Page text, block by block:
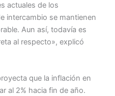
actuales de los
intercambio se mantienen
Aun así, todavía es
al respecto», explicó
que la inflación en
al 2% hacia fin de año.